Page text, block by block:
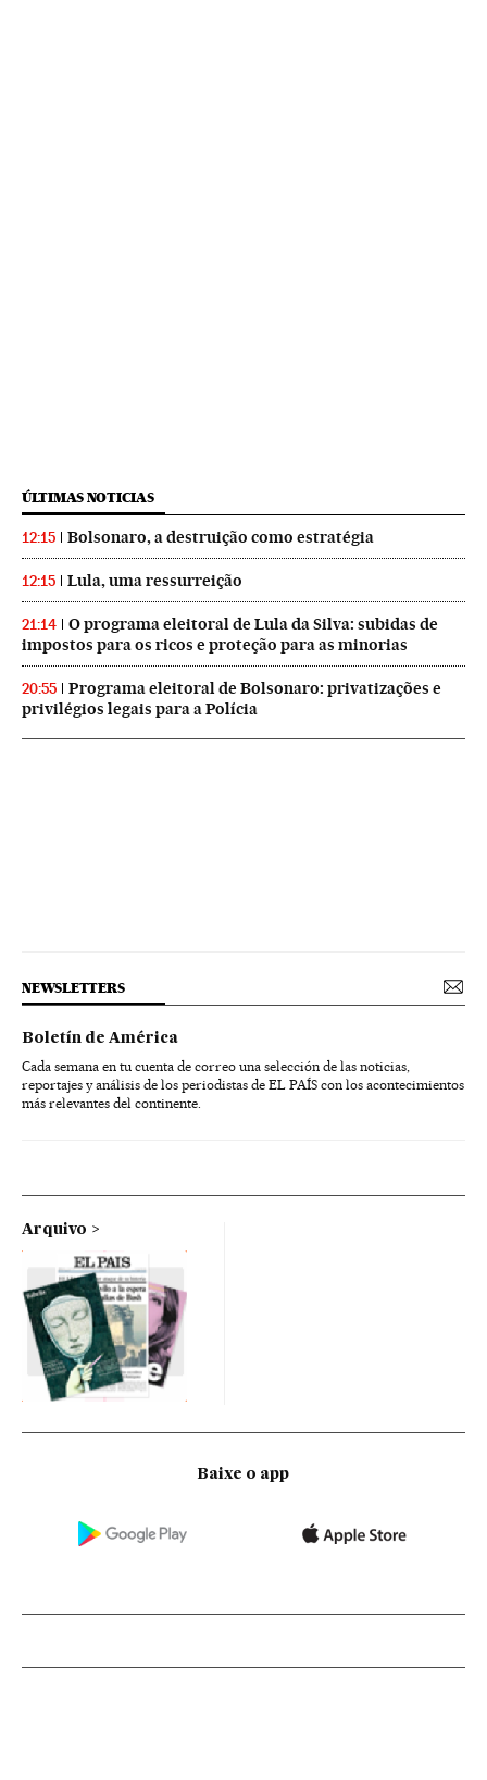
ÚLTIMAS NOTICIAS
12:15 Bolsonaro, a destruição como estratégia
12:15 Lula, uma ressurreição
21:14
O programa eleitoral de Lula da Silva: subidas de
impostos para os ricos e proteção para as minorias
20:55
Programa eleitoral de Bolsonaro: privatizações e
privilégios legais para a Polícia
NEWSLETTERS
Boletín de América
Cada semana en tu cuenta de correo una selección de las noticias,
reportajes y análisis de los periodistas de EL PAÍS con los acontecimientos
más relevantes del continente.
Arquivo
Baixe o app